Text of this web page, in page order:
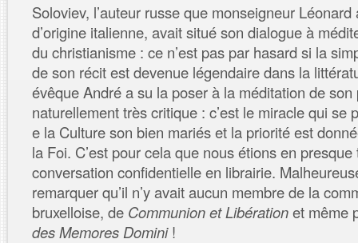
Soloviev, l’auteur russe que monseigneur
d’origine italienne, avait situé son dialogue à
du christianisme : ce n’est pas par hasard si la
de son récit est devenue légendaire dans la
évêque André a su la poser à la méditation de
naturellement très critique : c’est le miracle qui se
e la Culture son bien mariés et la priorité est
la Foi. C’est pour cela que nous étions en
conversation confidentielle en librairie.
remarquer qu’il n’y avait aucun membre de la
bruxelloise, de Communion et Libérationet même
desMemores Domini!